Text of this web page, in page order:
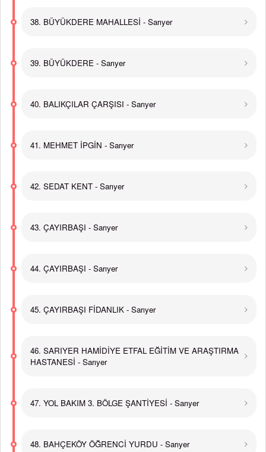
38. BÜYÜKDERE MAHALLESİ - Sarıyer
39. BÜYÜKDERE - Sarıyer
40. BALIKÇILAR ÇARŞISI - Sarıyer
41. MEHMET İPGİN - Sarıyer
42. SEDAT KENT - Sarıyer
43. ÇAYIRBAŞI - Sarıyer
44. ÇAYIRBAŞI - Sarıyer
45. ÇAYIRBAŞI FİDANLIK - Sarıyer
46. SARIYER HAMİDİYE ETFAL EĞİTİM VE ARAŞTIRMA
HASTANESİ - Sarıyer
47. YOL BAKIM 3. BÖLGE ŞANTİYESİ - Sarıyer
48. BAHÇEKÖY ÖĞRENCİ YURDU - Sarıyer